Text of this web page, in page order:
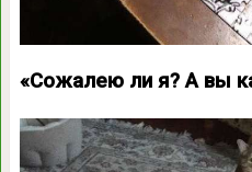
«Сожалею ли я? А вы